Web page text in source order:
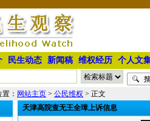
民生动态 新闻稿 维权经历 个人文
： 网站主页 > 公民维权 > 正文
天津高院查无王全璋上诉信息